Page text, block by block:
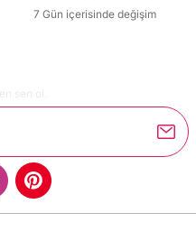
7 Gün içerisinde değişim